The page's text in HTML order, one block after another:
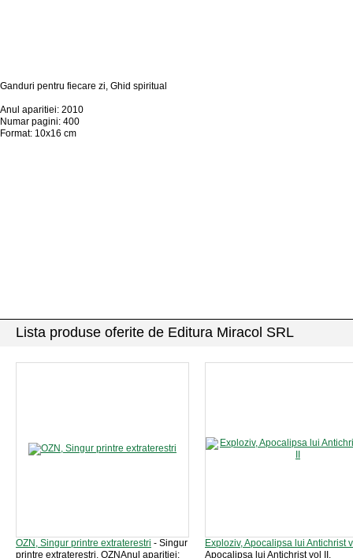
Ganduri pentru fiecare zi, Ghid spiritual
Anul aparitiei: 2010
Numar pagini: 400
Format: 10x16 cm
Lista produse oferite de Editura Miracol SRL
OZN, Singur printre extraterestri - Singur
printre extraterestri, OZNAnul aparitiei:
Exploziv, Apocalipsa lui Antichrist
Apocalipsa lui Antichrist vol II,